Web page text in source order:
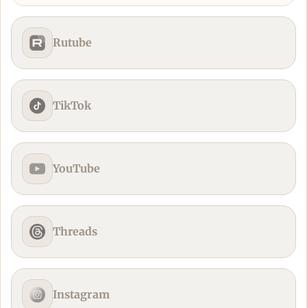
Rutube
TikTok
YouTube
Threads
Instagram